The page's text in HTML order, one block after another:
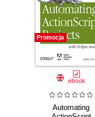
Promocja
ebook
Automating